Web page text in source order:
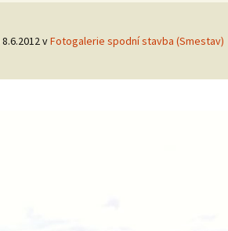
8.6.2012vFotogalerie spodní stavba (Smestav)